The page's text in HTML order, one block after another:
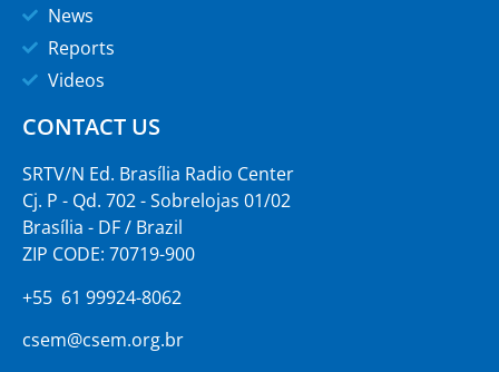
News
Reports
Videos
CONTACT US
SRTV/N Ed. Brasília Radio Center
Cj. P - Qd. 702 - Sobrelojas 01/02
Brasília - DF / Brazil
ZIP CODE: 70719-900
+55 61 99924-8062
csem@csem.org.br